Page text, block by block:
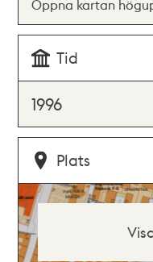
Öppna kartan
Tid
1996
Plats